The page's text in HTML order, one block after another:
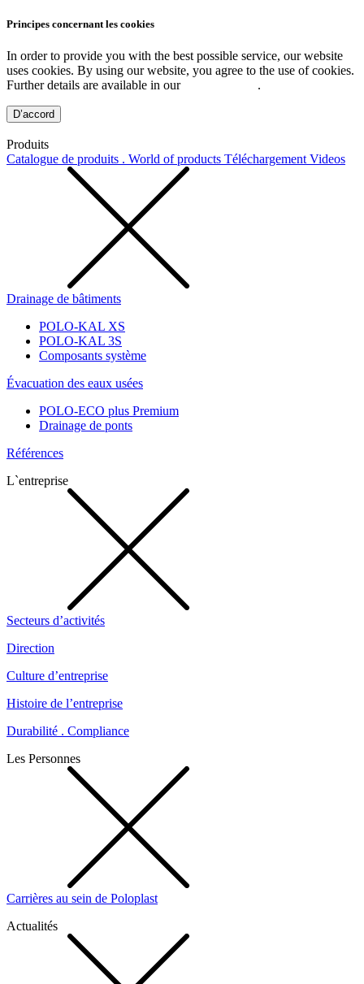
Principes concernant les cookies
In order to provide you with the best possible service, our website
uses cookies. By using our website, you agree to the use of cookies.
Further details are available in our
.
D’accord
Produits
Catalogue de produits . World of products Téléchargement Videos
Drainage de bâtiments
POLO-KAL XS
POLO-KAL 3S
Composants système
Évacuation des eaux usées
POLO-ECO plus Premium
Drainage de ponts
Références
L`entreprise
Secteurs d’activités
Direction
Culture d’entreprise
Histoire de l’entreprise
Durabilité . Compliance
Les Personnes
Carrières au sein de Poloplast
Actualités